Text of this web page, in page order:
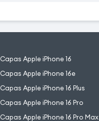
Capas Apple iPhone 16
Capas Apple iPhone 16e
Capas Apple iPhone 16 Plus
Capas Apple iPhone 16 Pro
Capas Apple iPhone 16 Pro Max